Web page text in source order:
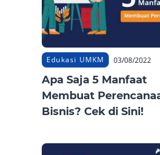
Edukasi UMKM 03/08/2022
Apa Saja 5 Manfaat
Membuat
Bisnis? Cek di Sini!